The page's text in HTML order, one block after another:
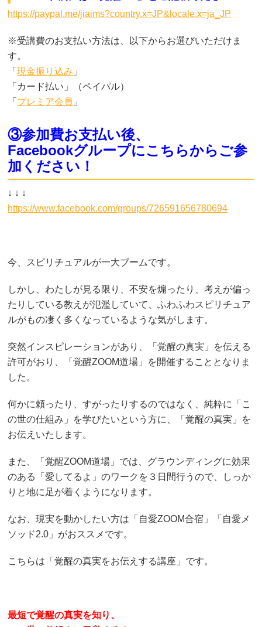
https://paypal.me/jiaims?country.x=JP&locale.x=ja_JP
※受講費のお支払い方法は、以下からお選びいただけま
す。
「現金振り込み 」
「カード払い」（ペイパル）
「 プレミア会員 」
③参加費お支払い後、
Facebookグループにこちらからご参
加ください！
↓ ↓ ↓
https://www.facebook.com/groups/726591656780694
今、スピリチュアルが一大ブームです。
しかし、わたしが見る限り、不安を煽ったり、考えが偏っ
たりしている教えが氾濫していて、ふわふわスピリチュア
ルがもの凄く多くなっているような気がします。
突然インスピレーションがあり、「覚醒の真実」を伝える
許可がおり、「覚醒ZOOM道場」を開催することとなりま
した。
何かに頼ったり、すがったりするのではなく、純粋に「こ
の世の仕組み」を学びたいという方に、「覚醒の真実」を
お伝えいたします。
また、「覚醒ZOOM道場」では、グラウンディングに効果
のある「愛してるよ」のワークを３日間行うので、しっか
りと地に足が着くようになります。
なお、現実を動かしたい方は「自愛ZOOM合宿」「自愛メ
ソッド2.0」がおススメです。
こちらは「覚醒の真実をお伝えする講座」です。
最短で覚醒の真実を知り、